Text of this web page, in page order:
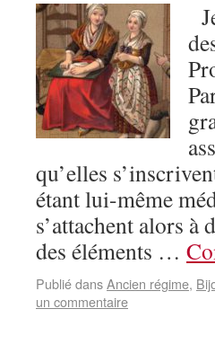
qu’elles
étant lui-même
s’attachent alors
des éléments …
Publié dansAncien régime,
un commentaire